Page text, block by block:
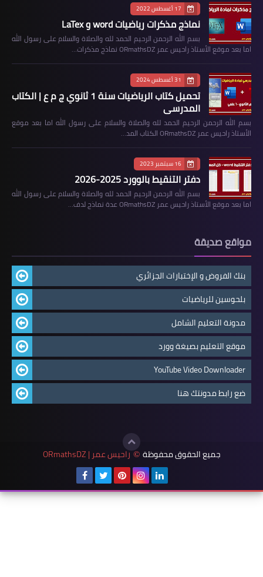
17 أغسطس 2022
نماذج مذكرات رياضيات word و LaTex
بسم الله الرحمن الرحيم الحمد لله والصلاة والسلام على رسول الله
اما بعد موقع الأستاذ راحيس عمر ORmathsDZ نماذج مذكرات…
31 أغسطس 2024
تحميل كتاب الرياضيات سنة 1 ثانوي ج م ع | الكتاب
المدرسي
بسم الله الرحمن الرحيم الحمد لله والصلاة والسلام على رسول الله اما بعد موقع
الأستاذ راحيس عمر ORmathsDZ الكتاب المد…
16 سبتمبر 2023
دفتر التنقيط بالوورد 2025-2026
بسم الله الرحمن الرحيم الحمد لله والصلاة والسلام على رسول الله
اما بعد موقع الأستاذ راحيس عمر ORmathsDZ عدة نماذج لدف…
مواقع صديقة
بنك الفروض و الإختبارات الجزائري
بلحوسين للرياضيات
مدونة التعليم الشامل
موقع التعليم بصيغة وورد
YouTube Video Downloader
ضع رابط مدونتك هنا
جميع الحقوق محفوظة © راحيس عمر | ORmathsDZ